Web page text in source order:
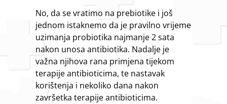
No, da se vratimo na prebiotike i još
jednom istaknemo da je pravilno vrijeme
uzimanja probiotika najmanje 2 sata
nakon unosa antibiotika. Nadalje je
važna njihova rana primjena tijekom
terapije antibioticima, te nastavak
korištenja i nekoliko dana nakon
završetka terapije antibioticima.